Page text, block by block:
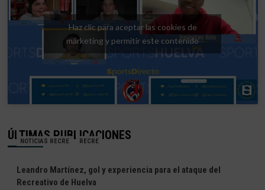
Haz clic para aceptar las cookies de
márketing y permitir este contenido
ÚLTIMAS PUBLICACIONES
NOTICIAS RECRE RECRE
Leandro Martínez, gol y experiencia para el ataque del
Recreativo de Huelva